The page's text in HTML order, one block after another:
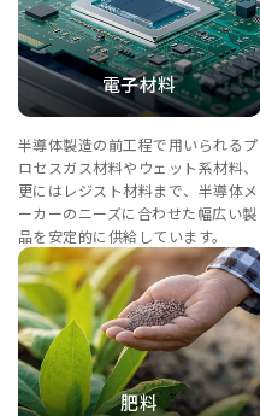
電子材料
半導体製造の前工程で用いられるプ
ロセスガス材料やウェット系材料、
更にはレジスト材料まで、半導体メ
ーカーのニーズに合わせた幅広い製
品を安定的に供給しています。
肥料